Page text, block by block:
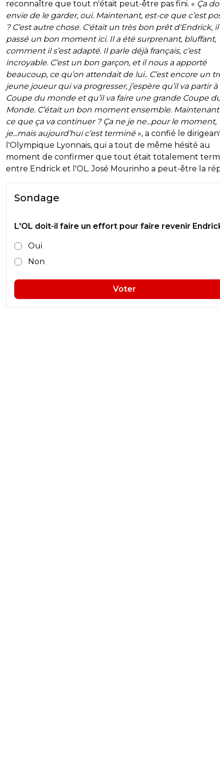
reconnaître que tout n'était peut-être pas fini. « Ça
envie de le garder, oui. Maintenant, est-ce que c’est
? C’est autre chose. C'était un très bon prêt d'Endrick, il
passé un bon moment ici. Il a été surprenant, bluffant,
comment il s’est adapté. Il parle déjà français, c’est
incroyable. C’est un bon garçon, et il nous a apporté
beaucoup, ce qu’on attendait de lui.. C’est encore un
jeune joueur qui va progresser, j’espère qu’il va partir à
Coupe du monde et qu’il va faire une grande Coupe
Monde. C’était un bon moment ensemble.
ce que ça va continuer ? Ça ne je ne...pour le moment,
je...mais aujourd’hui c’est terminé», a confié le
l'Olympique Lyonnais, qui a tout de même hésité au
moment de confirmer que tout était totalement
entre Endrick et l'OL. José Mourinho a peut-être la
Sondage
L'OL doit-il faire un effort pour faire revenir
Oui
Non
Voter